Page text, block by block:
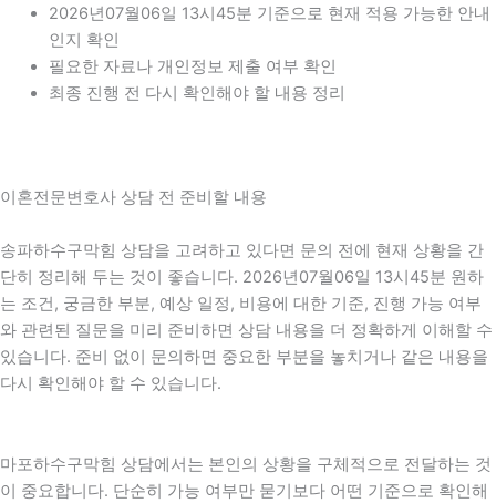
2026년07월06일 13시45분 기준으로 현재 적용 가능한 안내
인지 확인
필요한 자료나 개인정보 제출 여부 확인
최종 진행 전 다시 확인해야 할 내용 정리
이혼전문변호사 상담 전 준비할 내용
송파하수구막힘 상담을 고려하고 있다면 문의 전에 현재 상황을 간
단히 정리해 두는 것이 좋습니다. 2026년07월06일 13시45분 원하
는 조건, 궁금한 부분, 예상 일정, 비용에 대한 기준, 진행 가능 여부
와 관련된 질문을 미리 준비하면 상담 내용을 더 정확하게 이해할 수
있습니다. 준비 없이 문의하면 중요한 부분을 놓치거나 같은 내용을
다시 확인해야 할 수 있습니다.
마포하수구막힘 상담에서는 본인의 상황을 구체적으로 전달하는 것
이 중요합니다. 단순히 가능 여부만 묻기보다 어떤 기준으로 확인해